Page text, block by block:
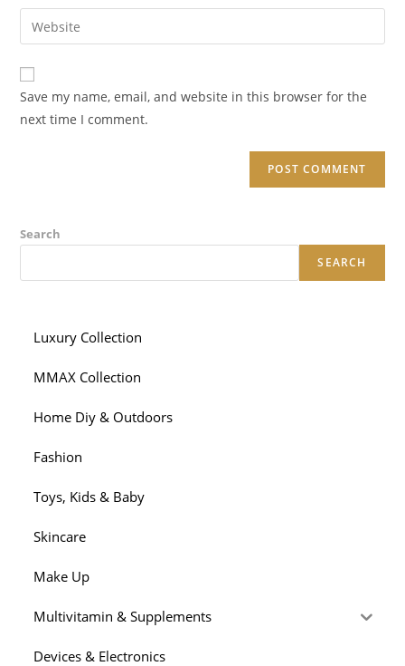
comment
email
address
comment
Enter
your
website
URL
(optional)
Save my name, email, and website in this browser for the
next time I comment.
Search
SEARCH
Luxury Collection
MMAX Collection
Home Diy & Outdoors
Fashion
Toys, Kids & Baby
Skincare
Make Up
Multivitamin & Supplements
Devices & Electronics